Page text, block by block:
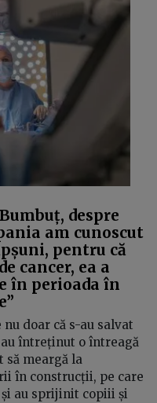
despre
am cunoscut
pentru că
cancer, ea a
în perioada în
doar că s-au salvat
întreținut o întreagă
să meargă la
în construcții, pe care
au sprijinit copiii și